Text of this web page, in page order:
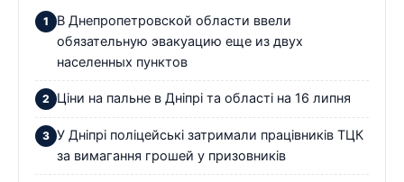
В Днепропетровской области ввели
обязательную эвакуацию еще из двух
населенных пунктов
Ціни на пальне в Дніпрі та області на 16 липня
У Дніпрі поліцейські затримали працівників ТЦК
за вимагання грошей у призовників